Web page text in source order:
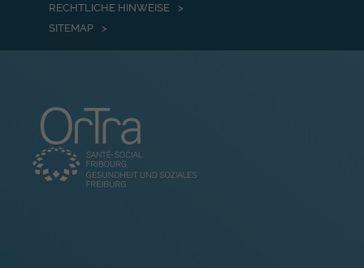
RECHTLICHE HINWEISE
SITEMAP